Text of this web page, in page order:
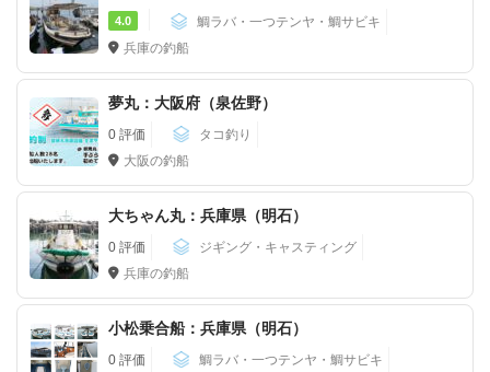
4.0
鯛ラバ・一つテンヤ・鯛サビキ
兵庫の釣船
夢丸：大阪府（泉佐野）
0 評価
タコ釣り
大阪の釣船
大ちゃん丸：兵庫県（明石）
0 評価
ジギング・キャスティング
兵庫の釣船
小松乗合船：兵庫県（明石）
0 評価
鯛ラバ・一つテンヤ・鯛サビキ